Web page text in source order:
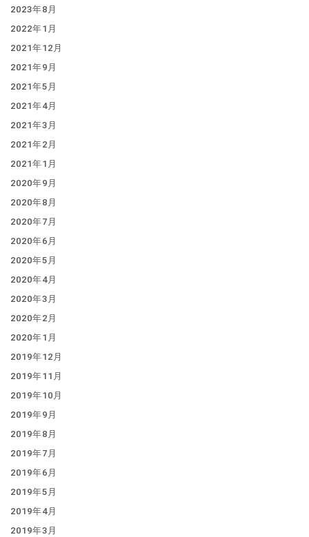
2023年8月
2022年1月
2021年12月
2021年9月
2021年5月
2021年4月
2021年3月
2021年2月
2021年1月
2020年9月
2020年8月
2020年7月
2020年6月
2020年5月
2020年4月
2020年3月
2020年2月
2020年1月
2019年12月
2019年11月
2019年10月
2019年9月
2019年8月
2019年7月
2019年6月
2019年5月
2019年4月
2019年3月